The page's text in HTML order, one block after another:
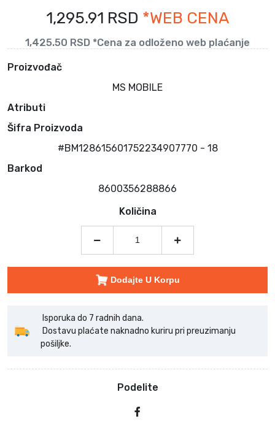
1,295.91 RSD *WEB CENA
1,425.50 RSD *Cena za odloženo web plaćanje
Proizvođač
MS MOBILE
Atributi
Šifra Proizvoda
#BM128615601752234907770 - 18
Barkod
8600356288866
Količina
Dodajte U Korpu
Isporuka do 7 radnih dana.
Dostavu plaćate naknadno kuriru pri preuzimanju
pošiljke.
Podelite